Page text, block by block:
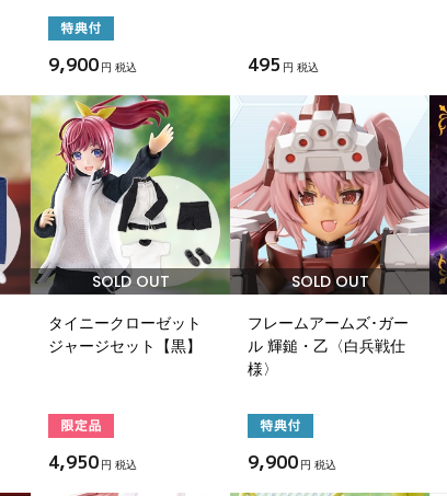
9,900 円 税込 495 円 税込
SOLD OUT
タイニークローゼット
ジャージセット【黒】
4,950 円 税込
SOLD OUT
フレームアームズ･ガー
ル 輝鎚・乙〈白兵戦仕
様〉
9,900 円 税込